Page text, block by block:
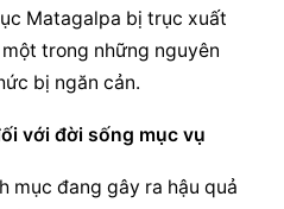
Matagalpa bị trục xuất
trong những nguyên
bị ngăn cản.
với đời sống mục vụ
mục đang gây ra hậu quả